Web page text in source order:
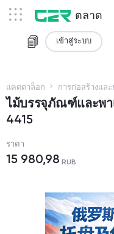
ตลาด
เข้าสู่ระบบ
แคตตาล็อก การก่อสร้างและ
ไม้บรรจุภัณฑ์และพา
4415
ราคา
15 980,98 RUB